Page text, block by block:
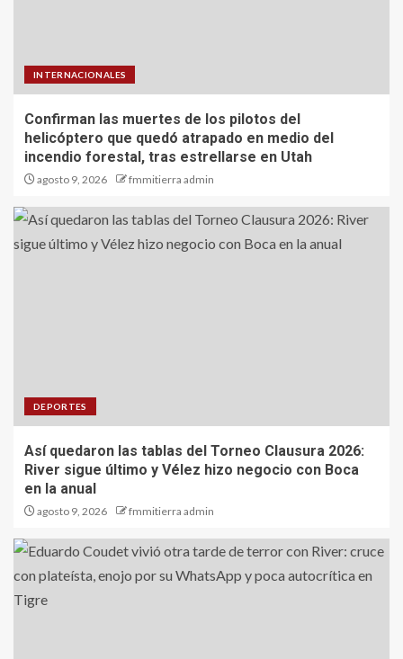
INTERNACIONALES
Confirman las muertes de los pilotos del
helicóptero que quedó atrapado en medio del
incendio forestal, tras estrellarse en Utah
agosto 9, 2026 fmmitierra admin
DEPORTES
Así quedaron las tablas del Torneo Clausura 2026:
River sigue último y Vélez hizo negocio con Boca
en la anual
agosto 9, 2026 fmmitierra admin